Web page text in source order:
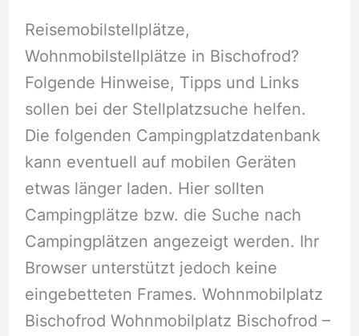
Reisemobilstellplätze,
Wohnmobilstellplätze in Bischofrod?
Folgende Hinweise, Tipps und Links
sollen bei der Stellplatzsuche helfen.
Die folgenden Campingplatzdatenbank
kann eventuell auf mobilen Geräten
etwas länger laden. Hier sollten
Campingplätze bzw. die Suche nach
Campingplätzen angezeigt werden. Ihr
Browser unterstützt jedoch keine
eingebetteten Frames. Wohnmobilplatz
Bischofrod Wohnmobilplatz Bischofrod –